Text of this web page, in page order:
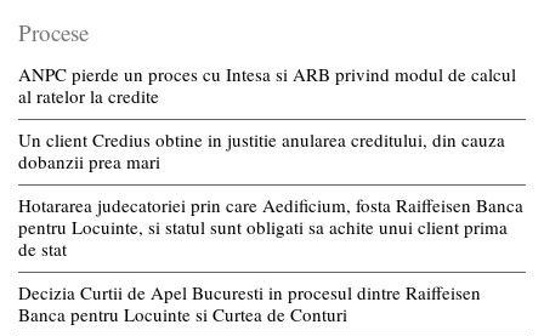
Procese
ANPC pierde un proces cu Intesa si ARB privind modul de calcul
al ratelor la credite
Un client Credius obtine in justitie anularea creditului, din cauza
dobanzii prea mari
Hotararea judecatoriei prin care Aedificium, fosta Raiffeisen Banca
pentru Locuinte, si statul sunt obligati sa achite unui client prima
de stat
Decizia Curtii de Apel Bucuresti in procesul dintre Raiffeisen
Banca pentru Locuinte si Curtea de Conturi